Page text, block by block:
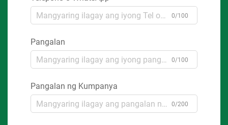
0/100
Pangalan
0/100
Pangalan ng Kumpanya
0/200